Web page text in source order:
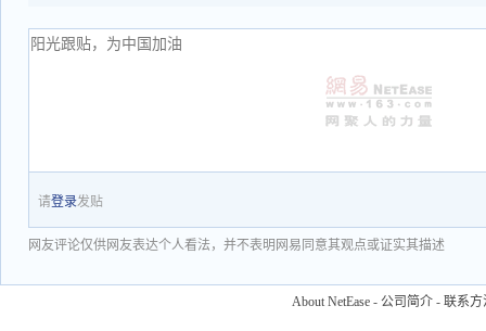
请登录发贴
网友评论仅供网友表达个人看法，并不表明网易同意其观点或证实其描述
About NetEase - 公司简介 - 联系方